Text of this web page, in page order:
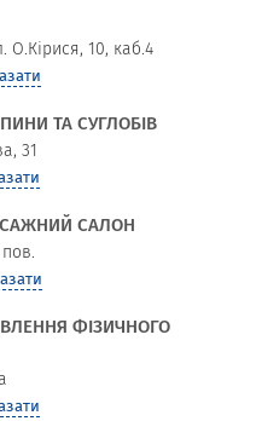
О.Кірися, 10, каб.4
ТА СУГЛОБІВ
31
САЛОН
ФІЗИЧНОГО